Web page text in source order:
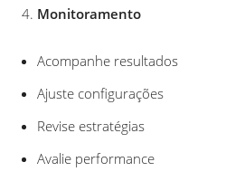
Monitoramento
Acompanhe resultados
Ajuste configurações
Revise estratégias
Avalie performance